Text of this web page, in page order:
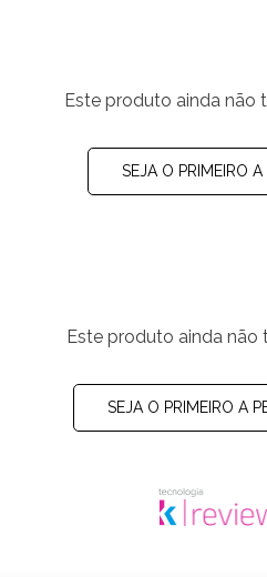
Este produto ainda não
SEJA O PRIMEIRO A
Este produto ainda não
SEJA O PRIMEIRO A